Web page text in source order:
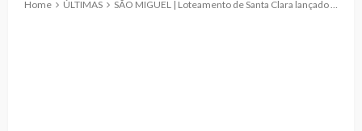
Home ÚLTIMAS SÃO MIGUEL | Loteamento de Santa Clara lançado pelo Governo “amplia oferta pública de habitação”